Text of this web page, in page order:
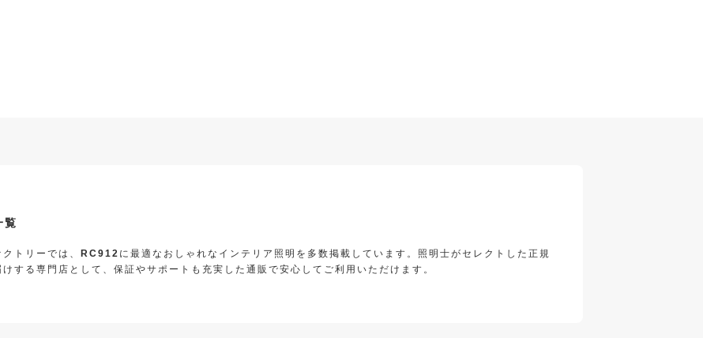
覧
トリーでは、 RC912 に最適なおしゃれなインテリア照明を多数掲載しています。照明士がセレクトした正規
する専門店として、保証やサポートも充実した通販で安心してご利用いただけます。